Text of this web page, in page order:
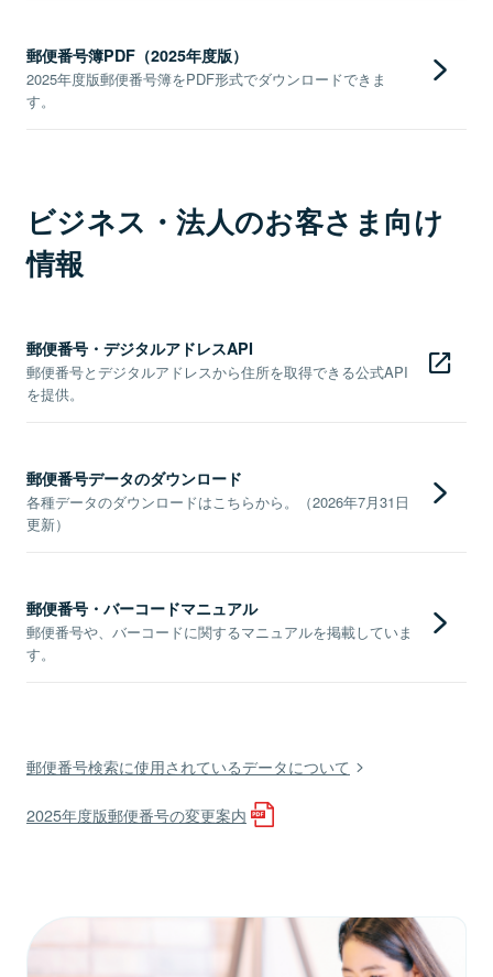
郵便番号簿PDF（2025年度版）
2025年度版郵便番号簿をPDF形式でダウンロードできま
す。
ビジネス・法人のお客さま向け
情報
郵便番号・デジタルアドレスAPI
郵便番号とデジタルアドレスから住所を取得できる公式API
を提供。
郵便番号データのダウンロード
各種データのダウンロードはこちらから。（2026年7月31日
更新）
郵便番号・バーコードマニュアル
郵便番号や、バーコードに関するマニュアルを掲載していま
す。
郵便番号検索に使用されているデータについて
2025年度版郵便番号の変更案内